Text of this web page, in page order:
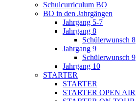
Schulcurriculum BO
BO in den Jahrgängen
Jahrgang 5-7
Jahrgang 8
Schülerwunsch 8
Jahrgang 9
Schülerwunsch 9
Jahrgang 10
STARTER
STARTER
STARTER OPEN AIR